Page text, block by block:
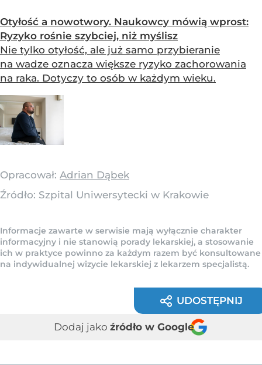
Otyłość a nowotwory. Naukowcy mówią wprost:
Ryzyko rośnie szybciej, niż myślisz
Nie tylko otyłość, ale już samo przybieranie
na wadze oznacza większe ryzyko zachorowania
na raka. Dotyczy to osób w każdym wieku.
Opracował: Adrian Dąbek
Źródło: Szpital Uniwersytecki w Krakowie
Informacje zawarte w serwisie mają wyłącznie charakter
informacyjny i nie stanowią porady lekarskiej, a stosowanie
ich w praktyce powinno za każdym razem być konsultowane
na indywidualnej wizycie lekarskiej z lekarzem specjalistą.
UDOSTĘPNIJ
Dodaj jako źródło w Google